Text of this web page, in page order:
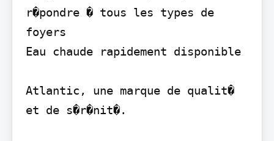
r�pondre � tous les types de
foyers
Eau chaude rapidement disponible
Atlantic, une marque de qualit�
et de s�r�nit�.